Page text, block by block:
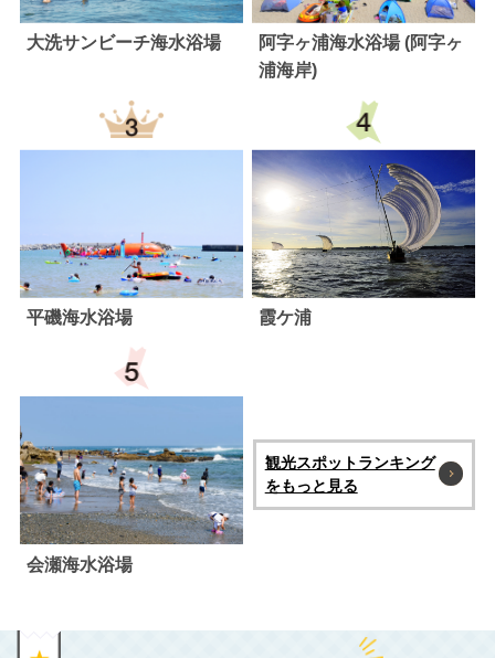
大洗サンビーチ海水浴場
阿字ヶ浦海水浴場 (阿字ヶ
浦海岸)
平磯海水浴場 霞ケ浦
会瀬海水浴場
観光スポットランキング
をもっと見る